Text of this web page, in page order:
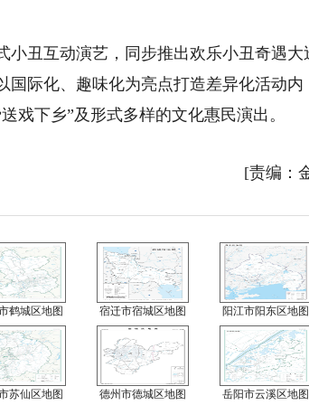
丑互动演艺，同步推出欢乐小丑奇遇大
国际化、趣味化为亮点打造差异化活动内
戏下乡”及形式多样的文化惠民演出。
[责编：
鹤城区地图 宿迁市宿城区地图 阳江市阳东区地图
苏仙区地图 德州市德城区地图 岳阳市云溪区地图